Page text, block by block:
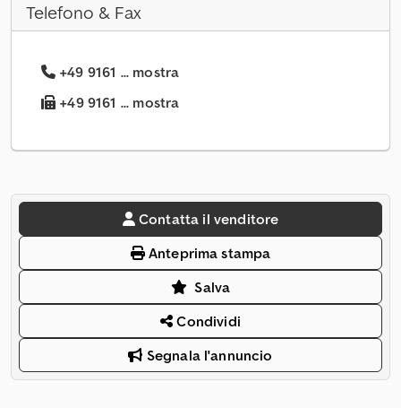
Telefono & Fax
+49 9161 ... mostra
+49 9161 ... mostra
Contatta il venditore
Anteprima stampa
Salva
Condividi
Segnala l'annuncio